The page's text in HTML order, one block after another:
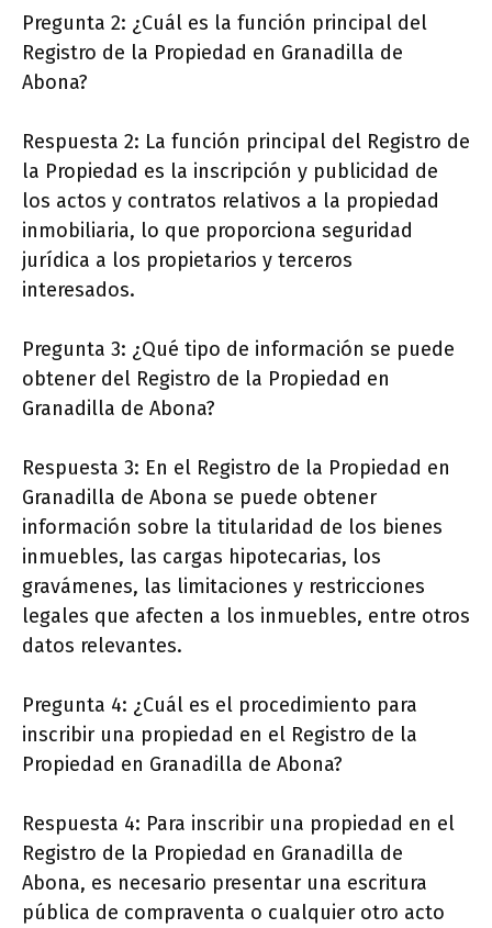
Pregunta 2: ¿Cuál es la función principal del
Registro de la Propiedad en Granadilla de
Abona?
Respuesta 2: La función principal del Registro de
la Propiedad es la inscripción y publicidad de
los actos y contratos relativos a la propiedad
inmobiliaria, lo que proporciona seguridad
jurídica a los propietarios y terceros
interesados.
Pregunta 3: ¿Qué tipo de información se puede
obtener del Registro de la Propiedad en
Granadilla de Abona?
Respuesta 3: En el Registro de la Propiedad en
Granadilla de Abona se puede obtener
información sobre la titularidad de los bienes
inmuebles, las cargas hipotecarias, los
gravámenes, las limitaciones y restricciones
legales que afecten a los inmuebles, entre otros
datos relevantes.
Pregunta 4: ¿Cuál es el procedimiento para
inscribir una propiedad en el Registro de la
Propiedad en Granadilla de Abona?
Respuesta 4: Para inscribir una propiedad en el
Registro de la Propiedad en Granadilla de
Abona, es necesario presentar una escritura
pública de compraventa o cualquier otro acto